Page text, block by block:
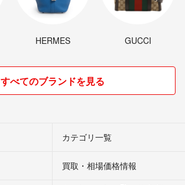
HERMES GUCCI
すべてのブランドを見る
カテゴリ一覧
買取・相場価格情報